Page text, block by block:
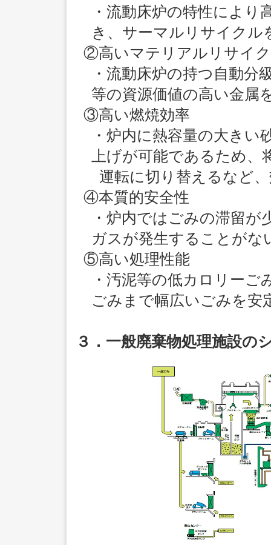
・流動床炉の特性によ
き、サーマルリサイクル
②高いマテリアルリサイ
・流動床炉の持つ自動分
等の資源価値の高い金属
③高い燃焼効率
・炉内に熱容量の大き
上げが可能であるため
運転に切り替えるなど
④本質的安全性
・炉内ではごみの滞留が
ガスが発生することがな
⑤高い処理性能
・汚泥等の低カロリー
ごみまで幅広いごみを安
３．一般廃棄物処理施設の